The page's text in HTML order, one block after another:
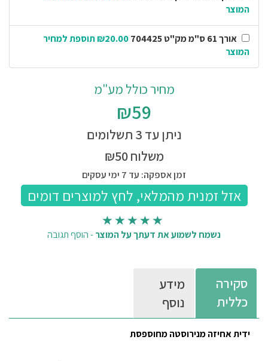
המוצר
אורך 61 ס"מ מק"ט 704425
₪20.00 תוספת למחיר
המוצר
מחיר כולל מע"מ
₪59
ניתן עד 3 תשלומים
משלוח ₪50
זמן אספקה: עד 7 ימי עסקים
נשמח לשמוע את דעתך על המוצר-הוסף תגובה
סקירה
כללית
מידע
נוסף
ידית אחיזה מנירוסטה מחוספסת